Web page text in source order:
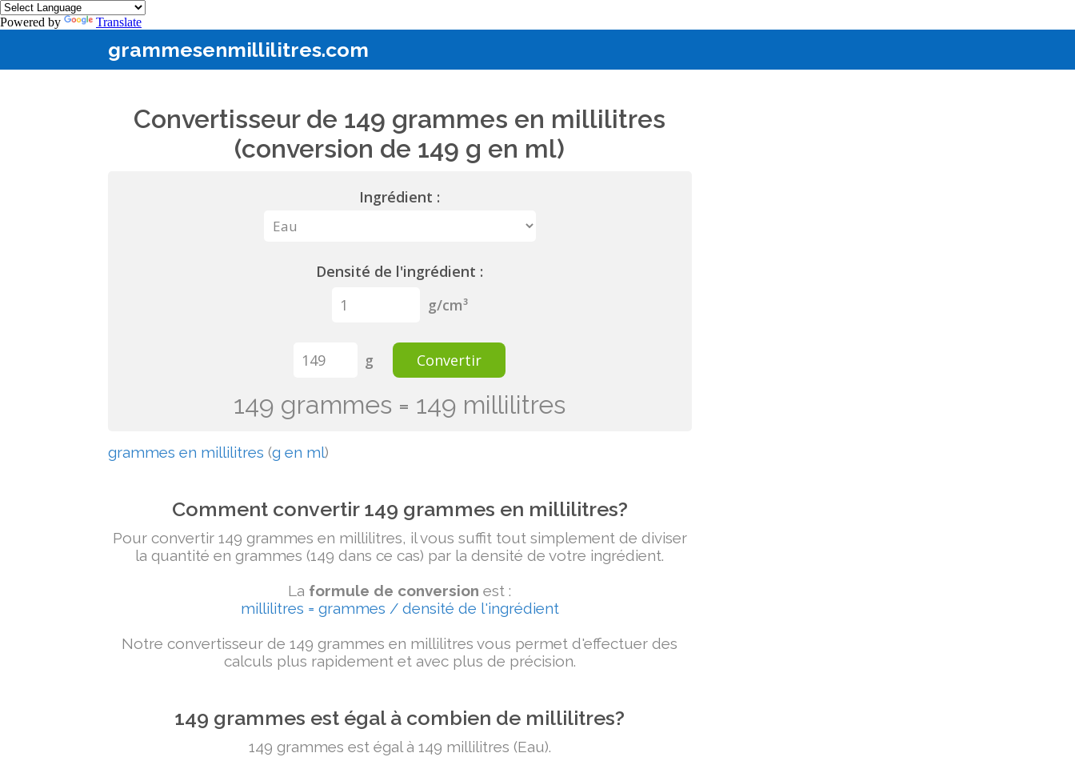
Powered by Translate
grammesenmillilitres.com
Convertisseur de 149 grammes en millilitres
(conversion de 149 g en ml)
Ingrédient :
Densité de l'ingrédient :
g/cm³
g Convertir
149 grammes = 149 millilitres
grammes en millilitres (g en ml)
Comment convertir 149 grammes en millilitres?
Pour convertir 149 grammes en millilitres, il vous suffit tout simplement de diviser
la quantité en grammes (149 dans ce cas) par la densité de votre ingrédient.
La formule de conversion est :
millilitres = grammes / densité de l'ingrédient
Notre convertisseur de 149 grammes en millilitres vous permet d'effectuer des
calculs plus rapidement et avec plus de précision.
149 grammes est égal à combien de millilitres?
149 grammes est égal à 149 millilitres (Eau).